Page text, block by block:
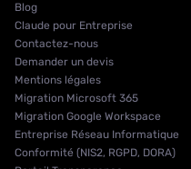
Blog
Claude pour Entreprise
Contactez-nous
Demander un devis
Mentions légales
Migration Microsoft 365
Migration Google Workspace
Entreprise Réseau Informatique
Conformité (NIS2, RGPD, DORA)